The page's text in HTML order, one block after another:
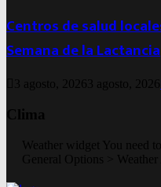
Centros de salud
Semana de la Lactancia
3 agosto, 2026 3 agosto, 2026
Clima
Weather widget You need
General Options >